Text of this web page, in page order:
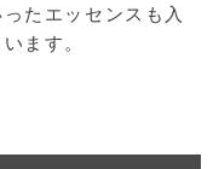
たエッセンスも入
ます。